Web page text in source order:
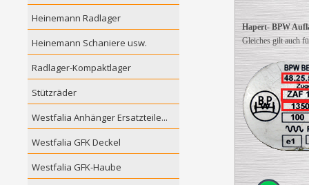
Heinemann Radlager
Heinemann Schaniere usw.
Radlager-Kompaktlager
Stützräder
Westfalia Anhänger Ersatzteile...
Westfalia GFK Deckel
Westfalia GFK-Haube
Hapert- BPW
Gleiches gilt auch